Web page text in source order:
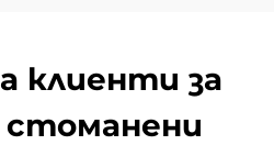
клиенти за